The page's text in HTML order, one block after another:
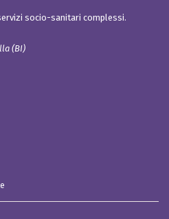
socio-sanitari complessi.
(BI)